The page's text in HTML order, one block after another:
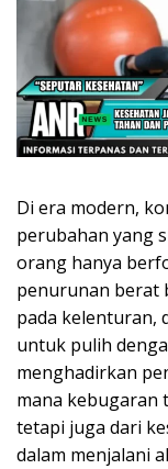
Di era modern,
perubahan yang
orang hanya
penurunan berat
pada kelenturan,
untuk pulih
menghadirkan
mana kebugaran
tetapi juga dari
dalam menjalani